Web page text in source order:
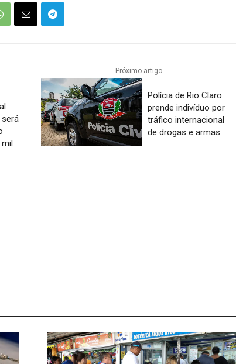
Próximo artigo
Polícia de Rio Claro
prende indivíduo por
tráfico internacional
de drogas e armas